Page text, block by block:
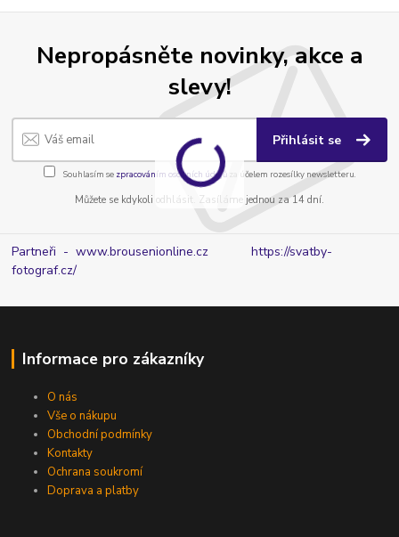
Nepropásněte novinky, akce a
slevy!
Přihlásit se
Souhlasím se zpracováním osobních údajůza účelem rozesílky newsletteru.
Můžete se kdykoli odhlásit. Zasíláme jednou za 14 dní.
Partneři - www.brousenionline.czhttps://svatby-
fotograf.cz/
Informace pro zákazníky
O nás
Vše o nákupu
Obchodní podmínky
Kontakty
Ochrana soukromí
Doprava a platby